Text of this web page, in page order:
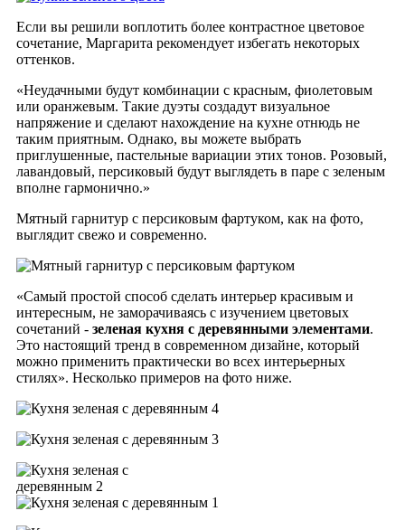
Если вы решили воплотить более контрастное цветовое
сочетание, Маргарита рекомендует избегать некоторых
оттенков.
«Неудачными будут комбинации с красным, фиолетовым
или оранжевым. Такие дуэты создадут визуальное
напряжение и сделают нахождение на кухне отнюдь не
таким приятным. Однако, вы можете выбрать
приглушенные, пастельные вариации этих тонов. Розовый,
лавандовый, персиковый будут выглядеть в паре с зеленым
вполне гармонично.»
Мятный гарнитур с персиковым фартуком, как на фото,
выглядит свежо и современно.
«Самый простой способ сделать интерьер красивым и
интересным, не заморачиваясь с изучением цветовых
сочетаний - зеленая кухня с деревянными элементами.
Это настоящий тренд в современном дизайне, который
можно применить практически во всех интерьерных
стилях». Несколько примеров на фото ниже.